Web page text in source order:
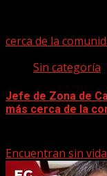
cerca de la
Sin categoría
Jefe de Zona de
más cerca de la
Encuentran sin